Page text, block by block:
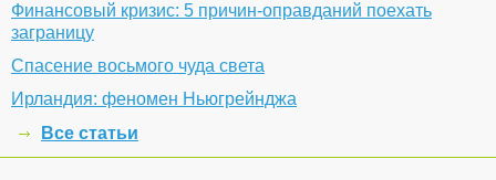
Финансовый кризис: 5 причин-оправданий поехать
заграницу
Спасение восьмого чуда света
Ирландия: феномен Ньюгрейнджа
Все статьи